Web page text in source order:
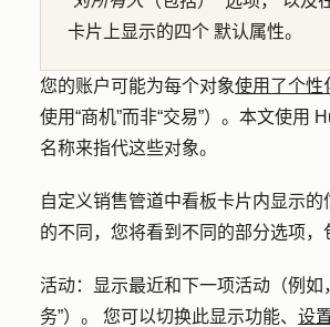
卡片上显示的四个 默认属性。
您的账户可能为每个对象使用了个性
使用“商机”而非“交易”）。本文使用
名称来指代这些对象。
自定义销售管道中看板卡片内显示的
的不同，您将看到不同的部分选项，
活动：显示最近和下一项活动（例如
务”）。 您可以切换此显示功能、 设